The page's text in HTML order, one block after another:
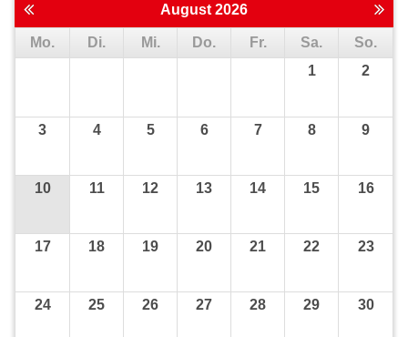
August 2026
Mo. Di. Mi. Do. Fr. Sa.
So.
1
2
3 4 5 6 7 8 9
10 11 12 13 14 15 16
17 18 19 20 21 22 23
24 25 26 27 28 29 30